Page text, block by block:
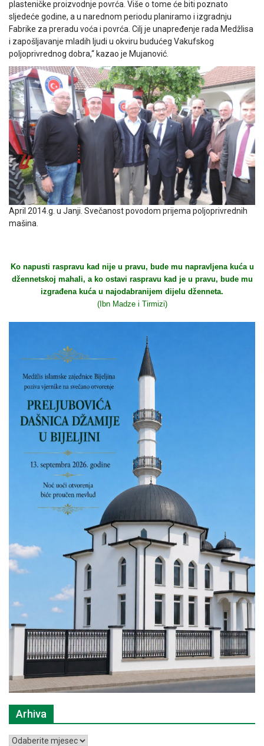
plasteničke proizvodnje povrća. Više o tome će biti poznato
sljedeće godine, a u narednom periodu planiramo i izgradnju
Fabrike za preradu voća i povrća. Cilj je unapređenje rada Medžlisa
i zapošljavanje mladih ljudi u okviru budućeg Vakufskog
poljoprivrednog dobra,“ kazao je Mujanović.
April 2014.g. u Janji. Svečanost povodom prijema poljoprivrednih
mašina.
Ko napusti raspravu kad nije u pravu, bude mu napravljena kuća u
džennetskoj mahali, a ko ostavi raspravu kad je u pravu, bude mu
izgrađena kuća u najodabranijem dijelu dženneta.
(Ibn Madze i Tirmizi)
Arhiva
Arhiva